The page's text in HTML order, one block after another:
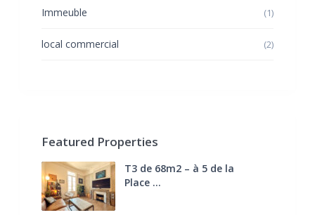
Immeuble (1)
local commercial (2)
Featured Properties
T3 de 68m2 – à 5 de la
Place ...